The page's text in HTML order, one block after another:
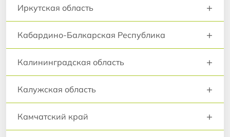
Иркутская область +
Кабардино-Балкарская Республика +
Калининградская область +
Калужская область +
Камчатский край +